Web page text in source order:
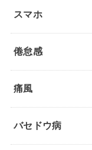
スマホ
倦怠感
痛風
バセドウ病